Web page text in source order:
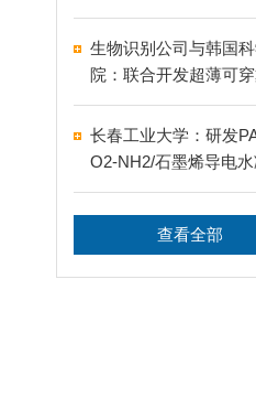
生物识别公司与韩国
院：联合开发超薄可
脉识别智能戒指
长春工业大学：研发
O2-NH2/石墨烯导电
感器
查看全部